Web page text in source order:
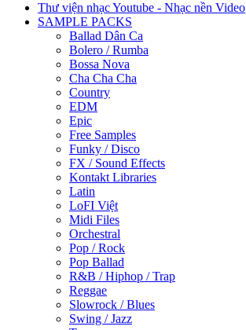
Thư viện nhạc Youtube - Nhạc nền Video
SAMPLE PACKS
Ballad Dân Ca
Bolero / Rumba
Bossa Nova
Cha Cha Cha
Country
EDM
Epic
Free Samples
Funky / Disco
FX / Sound Effects
Kontakt Libraries
Latin
LoFI Việt
Midi Files
Orchestral
Pop / Rock
Pop Ballad
R&B / Hiphop / Trap
Reggae
Slowrock / Blues
Swing / Jazz